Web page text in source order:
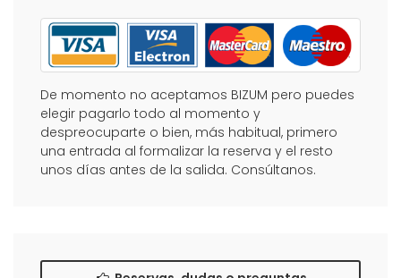
De momento no aceptamos BIZUM pero puedes
elegir pagarlo todo al momento y
despreocuparte o bien, más habitual, primero
una entrada al formalizar la reserva y el resto
unos días antes de la salida. Consúltanos.